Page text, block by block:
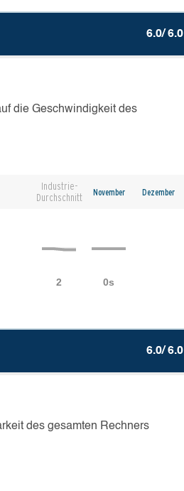
6.0/ 6.0
die Geschwindigkeit des
Industrie-
Durchschnitt
November Dezember
6.0/ 6.0
des gesamten Rechners